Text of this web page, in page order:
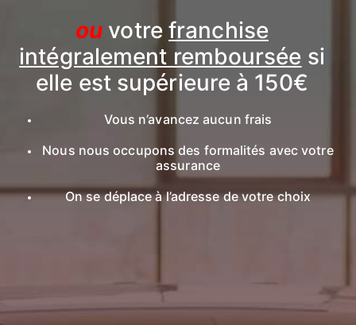
ou votre franchise
intégralement remboursée si
elle est supérieure à 150€
Vous n’avancez aucun frais
Nous nous occupons des formalités avec votre
assurance
On se déplace à l’adresse de votre choix